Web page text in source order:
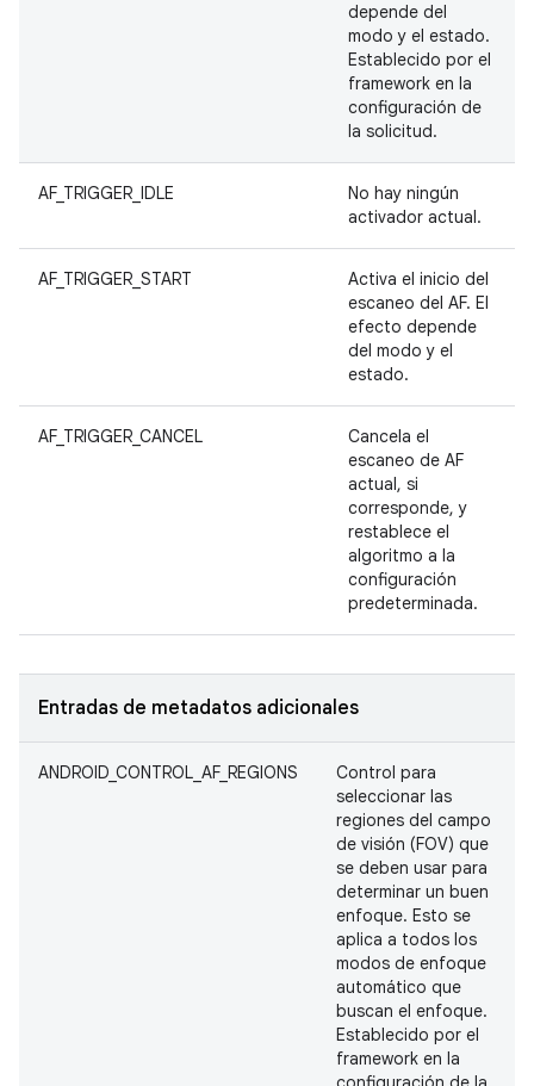
depende del
modo y el estado.
Establecido por el
framework en la
configuración de
la solicitud.
AF_TRIGGER_IDLE
No hay ningún
activador actual.
AF_TRIGGER_START
Activa el inicio del
escaneo del AF. El
efecto depende
del modo y el
estado.
AF_TRIGGER_CANCEL
Cancela el
escaneo de AF
actual, si
corresponde, y
restablece el
algoritmo a la
configuración
predeterminada.
Entradas de metadatos adicionales
ANDROID_CONTROL_AF_REGIONS
Control para
seleccionar las
regiones del campo
de visión (FOV) que
se deben usar para
determinar un buen
enfoque. Esto se
aplica a todos los
modos de enfoque
automático que
buscan el enfoque.
Establecido por el
framework en la